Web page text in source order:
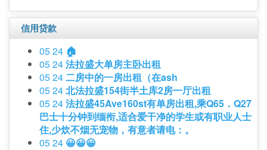
信用贷款
05 24 🏠
05 24法拉盛大单房主卧出租
05 24二房中的一房出租（在ash
05 24北法拉盛154街半土库2房一厅出租
05 24法拉盛45Ave160st有单房出租,乘Q65．Q27
巴士十分钟到缅衔,适合爱干净的学生或有职业人士
住,少炊不烟无宠物，有意者请电：。
05 24 😀😀😀